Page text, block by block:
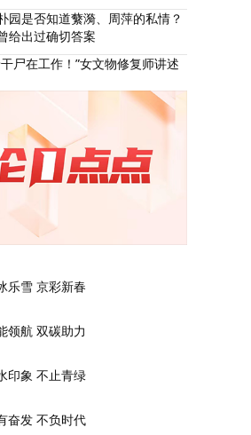
园是否知道蘩漪、周萍的私情？
给出过确切答案
尸在工作！”女文物修复师讲述
乐雪 京彩新春
领航 双碳助力
印象 不止青绿
奋发 不负时代